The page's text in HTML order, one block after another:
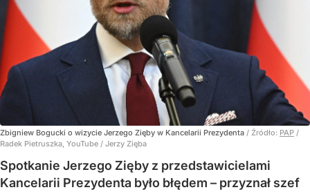
Zbigniew Bogucki o wizycie Jerzego Zięby w Kancelarii Prezydenta / Źródło: PAP /
Radek Pietruszka, YouTube / Jerzy Zięba
Spotkanie Jerzego Zięby z przedstawicielami
Kancelarii Prezydenta było błędem – przyznał szef